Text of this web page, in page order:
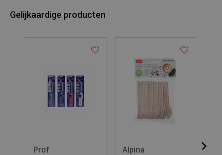
Gelijkaardige producten
Prof
Alpina